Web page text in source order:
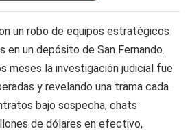
un robo de equipos estratégicos
en un depósito de San Fernando.
meses la investigación judicial fue
y revelando una trama cada
bajo sospecha, chats
de dólares en efectivo,